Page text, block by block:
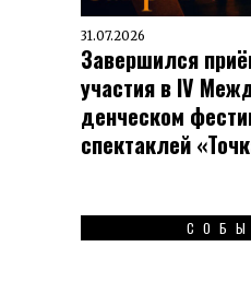
31.07.2026
Завершился
участия в IV
ден­чес­ком
спек­таклей